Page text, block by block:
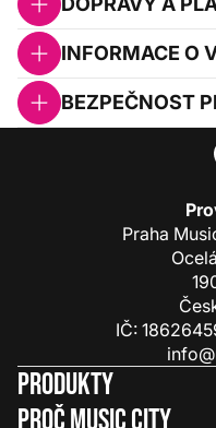
INFORMACE O
BEZPEČNOST
Praha
IČ:
Produkty
Proč Music City